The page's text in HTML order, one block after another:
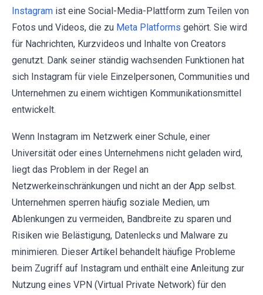
Instagram ist eine Social-Media-Plattform zum Teilen von
Fotos und Videos, die zu Meta Platforms gehört. Sie wird
für Nachrichten, Kurzvideos und Inhalte von Creators
genutzt. Dank seiner ständig wachsenden Funktionen hat
sich Instagram für viele Einzelpersonen, Communities und
Unternehmen zu einem wichtigen Kommunikationsmittel
entwickelt.
Wenn Instagram im Netzwerk einer Schule, einer
Universität oder eines Unternehmens nicht geladen wird,
liegt das Problem in der Regel an
Netzwerkeinschränkungen und nicht an der App selbst.
Unternehmen sperren häufig soziale Medien, um
Ablenkungen zu vermeiden, Bandbreite zu sparen und
Risiken wie Belästigung, Datenlecks und Malware zu
minimieren. Dieser Artikel behandelt häufige Probleme
beim Zugriff auf Instagram und enthält eine Anleitung zur
Nutzung eines VPN (Virtual Private Network) für den